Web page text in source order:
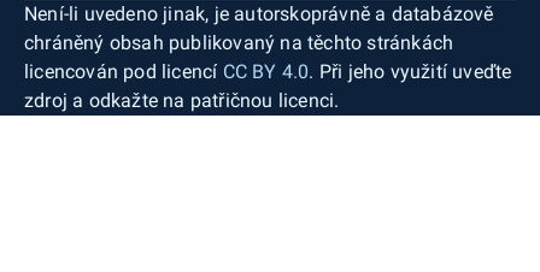
Není-li uvedeno jinak, je autorskoprávně a databázově
chráněný obsah publikovaný na těchto stránkách
licencován pod licencí CC BY 4.0. Při jeho využití uveďte
zdroj a odkažte na patřičnou licenci.